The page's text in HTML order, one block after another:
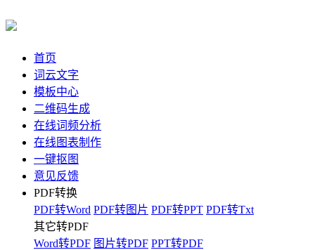
首页
词云文字
模板中心
二维码生成
在线词频分析
在线图表制作
一键抠图
意见反馈
PDF转换
PDF转Word PDF转图片 PDF转PPT PDF转Txt
其它转PDF
Word转PDF 图片转PDF PPT转PDF